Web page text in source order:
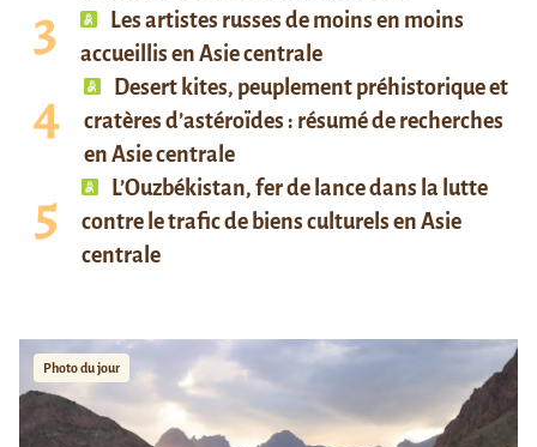
Les artistes russes de moins en moins
accueillis en Asie centrale
Desert kites, peuplement préhistorique et
cratères d’astéroïdes : résumé de recherches
en Asie centrale
L’Ouzbékistan, fer de lance dans la lutte
contre le trafic de biens culturels en Asie
centrale
Photo du jour